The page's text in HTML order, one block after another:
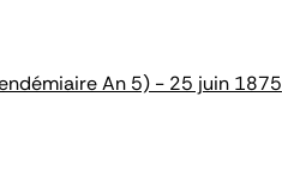
An 5) - 25 juin 1875